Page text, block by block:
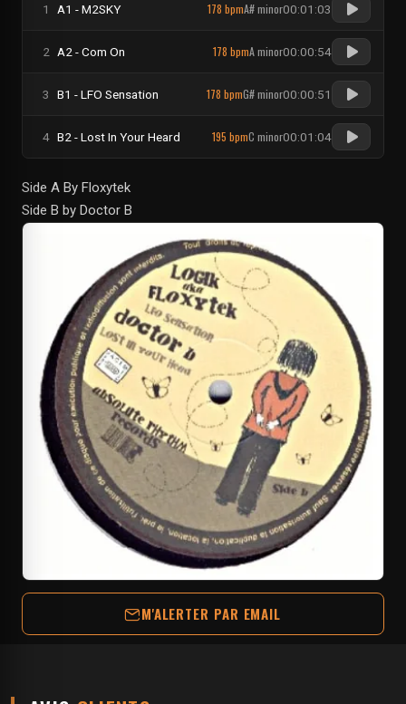
1 A1 - M2SKY 178 bpmA# minor00:01:03
2 A2 - Com On 178 bpmA minor00:00:54
3 B1 - LFO Sensation 178 bpmG# minor00:00:51
4 B2 - Lost In Your Heard 195 bpmC minor00:01:04
Side A By Floxytek
Side B by Doctor B
M'ALERTER PAR EMAIL